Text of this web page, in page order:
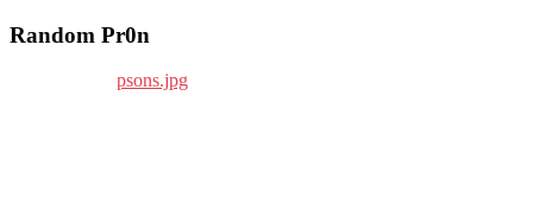
Random Pr0n